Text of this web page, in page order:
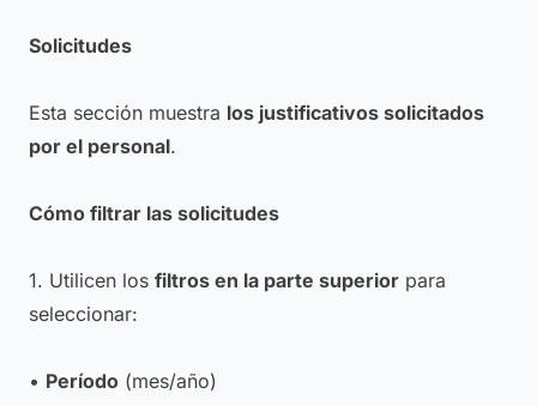
Solicitudes
Esta sección muestra los justificativos solicitados
por el personal.
Cómo filtrar las solicitudes
1. Utilicen los filtros en la parte superior para
seleccionar:
• Período (mes/año)